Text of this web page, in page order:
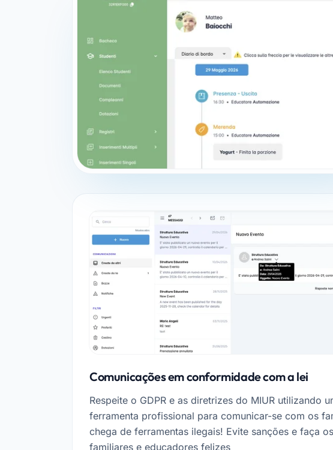
Comunicações em conformidade com a lei
Respeite o GDPR e as diretrizes do MIUR utilizando
ferramenta profissional para comunicar-se com os
chega de ferramentas ilegais! Evite sanções e faça os
familiares e educadores felizes